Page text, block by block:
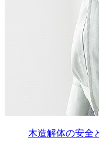
木造解体の安全